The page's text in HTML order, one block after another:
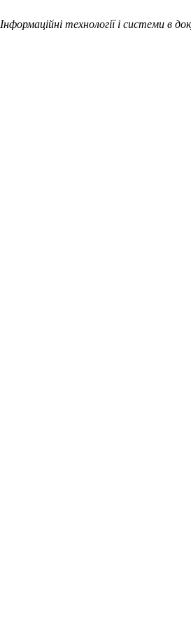
Інформаційні технології і системи в